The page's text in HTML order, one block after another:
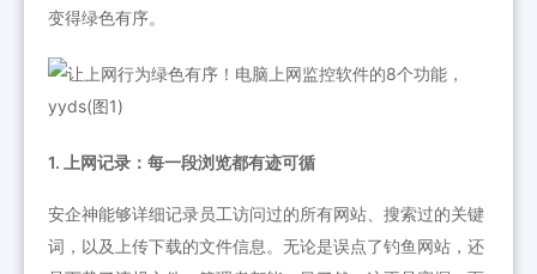
变得绿色有序。
1. 上网记录：每一段浏览都有迹可循
安企神能够详细记录员工访问过的所有网站、搜索过的关键
词，以及上传下载的文件信息。无论是误点了钓鱼网站，还